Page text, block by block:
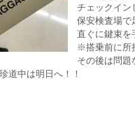
チェックイン
保安検査場で
直ぐに鍵束を
※搭乗前に所
その後は問
道中は明日へ！！